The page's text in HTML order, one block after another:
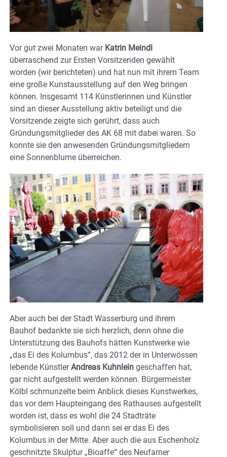
Vor gut zwei Monaten war Katrin Meindl
überraschend zur Ersten Vorsitzenden gewählt
worden (wir berichteten) und hat nun mit ihrem Team
eine große Kunstausstellung auf den Weg bringen
können. Insgesamt 114 Künstlerinnen und Künstler
sind an dieser Ausstellung aktiv beteiligt und die
Vorsitzende zeigte sich gerührt, dass auch
Gründungsmitglieder des AK 68 mit dabei waren. So
konnte sie den anwesenden Gründungsmitgliedern
eine Sonnenblume überreichen.
Aber auch bei der Stadt Wasserburg und ihrem
Bauhof bedankte sie sich herzlich, denn ohne die
Unterstützung des Bauhofs hätten Kunstwerke wie
„das Ei des Kolumbus“, das 2012 der in Unterwössen
lebende KünstlerAndreas Kuhnlein geschaffen hat,
gar nicht aufgestellt werden können. Bürgermeister
Kölbl schmunzelte beim Anblick dieses Kunstwerkes,
das vor dem Haupteingang des Rathauses aufgestellt
worden ist, dass es wohl die 24 Stadträte
symbolisieren soll und dann sei er das Ei des
Kolumbus in der Mitte. Aber auch die aus Eschenholz
geschnitzte Skulptur „Bioaffe“ des Neufarner